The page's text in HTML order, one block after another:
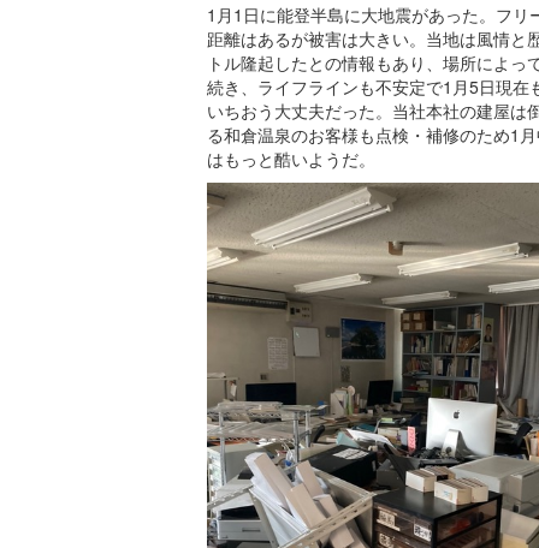
1月1日に能登半島に大地震があった。フ
距離はあるが被害は大きい。当地は風情
トル隆起したとの情報もあり、場所によ
続き、ライフラインも不安定で1月5日現
いちおう大丈夫だった。当社本社の建屋
る和倉温泉のお客様も点検・補修のため1
はもっと酷いようだ。